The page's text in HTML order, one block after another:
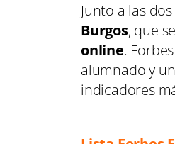
Junto a las
Burgos, que
online.
alumnado y
indicadores